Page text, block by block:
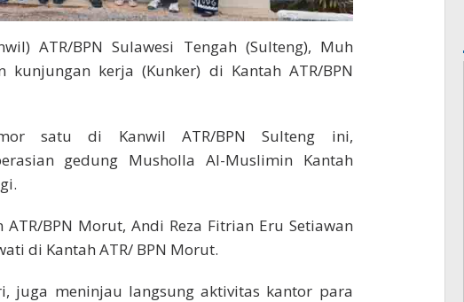
ATR/BPN Sulawesi Tengah (Sulteng), Muh
kunjungan kerja (Kunker) di Kantah ATR/BPN
satu di Kanwil ATR/BPN Sulteng ini,
gedung Musholla Al-Muslimin Kantah
BPN Morut, Andi Reza Fitrian Eru Setiawan
di Kantah ATR/ BPN Morut.
juga meninjau langsung aktivitas kantor para